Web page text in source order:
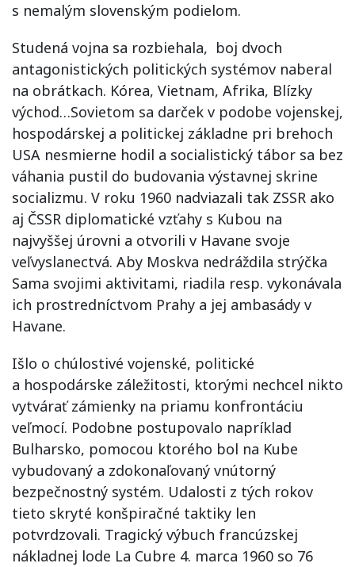
s nemalým slovenským podielom.
Studená vojna sa rozbiehala, boj dvoch
antagonistických politických systémov naberal
na obrátkach. Kórea, Vietnam, Afrika, Blízky
východ…Sovietom sa darček v podobe vojenskej,
hospodárskej a politickej základne pri brehoch
USA nesmierne hodil a socialistický tábor sa bez
váhania pustil do budovania výstavnej skrine
socializmu. V roku 1960 nadviazali tak ZSSR ako
aj ČSSR diplomatické vzťahy s Kubou na
najvyššej úrovni a otvorili v Havane svoje
veľvyslanectvá. Aby Moskva nedráždila strýčka
Sama svojimi aktivitami, riadila resp. vykonávala
ich prostredníctvom Prahy a jej ambasády v
Havane.
Išlo o chúlostivé vojenské, politické
a hospodárske záležitosti, ktorými nechcel nikto
vytvárať zámienky na priamu konfrontáciu
veľmocí. Podobne postupovalo napríklad
Bulharsko, pomocou ktorého bol na Kube
vybudovaný a zdokonaľovaný vnútorný
bezpečnostný systém. Udalosti z tých rokov
tieto skryté konšpiračné taktiky len
potvrdzovali. Tragický výbuch francúzskej
nákladnej lode La Cubre 4. marca 1960 so 76